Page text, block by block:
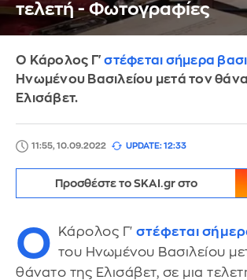
τελετή - Φωτογραφίες
Ο Κάρολος Γ'στέφεται σήμερα
Ηνωμένου Βασιλείου μετά τον
Ελισάβετ.
11:55, 10.09.2022 UPDATE: 12:33
Προσθέστε το SKAI.gr στο
Ο Κάρολος Γ' στέφεται
του Ηνωμένου Βασιλείου
θάνατο της Ελισάβετ, σε μια